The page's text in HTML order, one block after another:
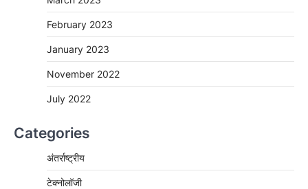
February 2023
January 2023
November 2022
July 2022
Categories
अंतर्राष्ट्रीय
टेक्नोलॉजी